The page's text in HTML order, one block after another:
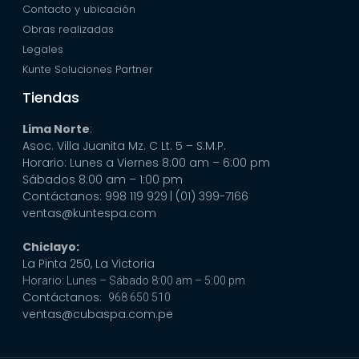
Contacto y ubicación
Obras realizadas
Legales
Kunte Soluciones Partner
Tiendas
Lima Norte:
Asoc. Villa Juanita Mz. C Lt. 5 – S.M.P.
Horario: Lunes a Viernes 8:00 am – 6:00 pm
Sábados 8:00 am – 1:00 pm
Contáctanos: 998 119 929 | (01) 399-7166
ventas@kuntespa.com
Chiclayo:
La Pinta 250, La Victoria
Horario: Lunes – Sábado 8:00 am – 5:00 pm
Contáctanos: 968 650 510
ventas@cubaspa.com.pe